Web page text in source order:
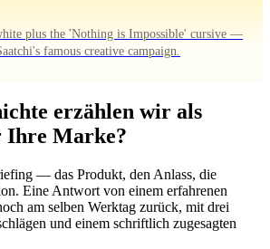
plus the 'Nothing is Impossible' cursive —
famous creative campaign.
erzählen wir als
Ihre Marke?
— das Produkt, den Anlass, die
Eine Antwort von einem erfahrenen
am selben Werktag zurück, mit drei
und einem schriftlich zugesagten